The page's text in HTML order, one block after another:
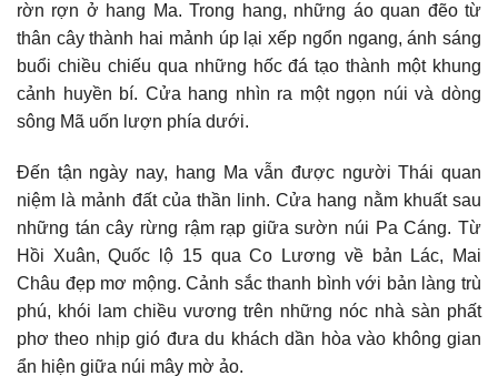
rờn rợn ở hang Ma. Trong hang, những áo quan đẽo từ
thân cây thành hai mảnh úp lại xếp ngổn ngang, ánh sáng
buổi chiều chiếu qua những hốc đá tạo thành một khung
cảnh huyền bí. Cửa hang nhìn ra một ngọn núi và dòng
sông Mã uốn lượn phía dưới.
Đến tận ngày nay, hang Ma vẫn được người Thái quan
niệm là mảnh đất của thần linh. Cửa hang nằm khuất sau
những tán cây rừng rậm rạp giữa sườn núi Pa Cáng. Từ
Hồi Xuân, Quốc lộ 15 qua Co Lương về bản Lác, Mai
Châu đẹp mơ mộng. Cảnh sắc thanh bình với bản làng trù
phú, khói lam chiều vương trên những nóc nhà sàn phất
phơ theo nhịp gió đưa du khách dần hòa vào không gian
ẩn hiện giữa núi mây mờ ảo.